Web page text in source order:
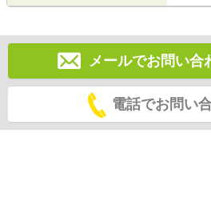
メールでお問い合
電話でお問い